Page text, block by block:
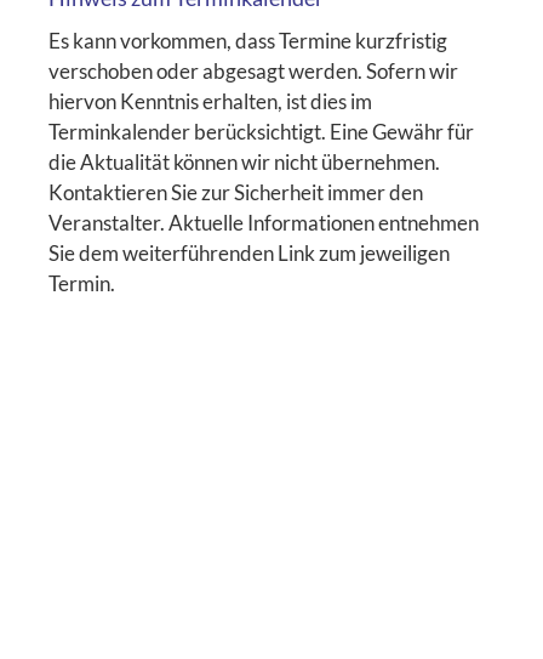
Es kann vorkommen, dass Termine kurzfristig
verschoben oder abgesagt werden. Sofern wir
hiervon Kenntnis erhalten, ist dies im
Terminkalender berücksichtigt. Eine Gewähr für
die Aktualität können wir nicht übernehmen.
Kontaktieren Sie zur Sicherheit immer den
Veranstalter. Aktuelle Informationen entnehmen
Sie dem weiterführenden Link zum jeweiligen
Termin.